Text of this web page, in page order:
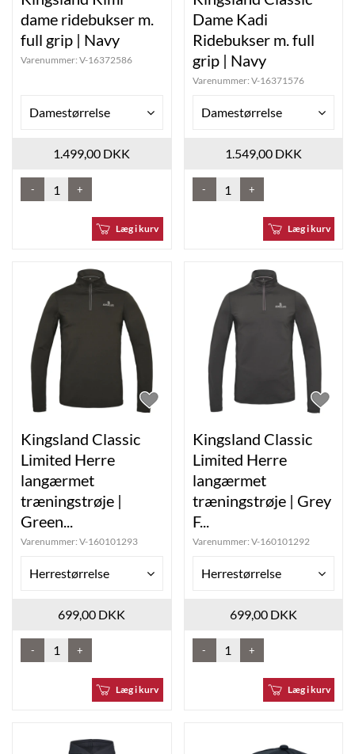
dame ridebukser m.
full grip | Navy
Varenummer: V-16372586
Damestørrelse
1.499,00 DKK
- +
Læg i kurv
Dame Kadi
Ridebukser m. full
grip | Navy
Varenummer: V-16371576
Damestørrelse
1.549,00 DKK
- +
Læg i kurv
Kingsland Classic
Limited Herre
langærmet
træningstrøje |
Green...
Varenummer: V-160101293
Herrestørrelse
699,00 DKK
- +
Læg i kurv
Kingsland Classic
Limited Herre
langærmet
træningstrøje | Grey
F...
Varenummer: V-160101292
Herrestørrelse
699,00 DKK
- +
Læg i kurv